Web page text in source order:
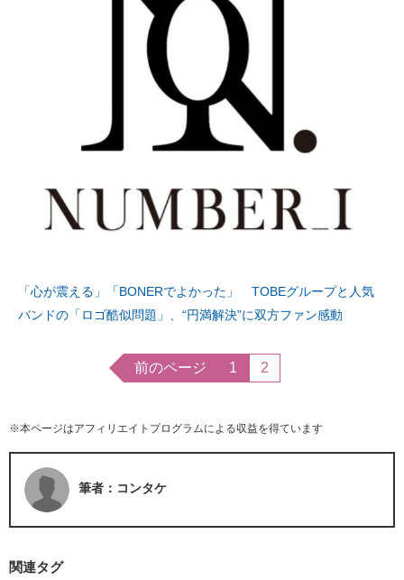
「心が震える」「BONERでよかった」 TOBEグループと人気
バンドの「ロゴ酷似問題」、“円満解決”に双方ファン感動
前のページ 1 2
※本ページはアフィリエイトプログラムによる収益を得ています
筆者：コンタケ
関連タグ